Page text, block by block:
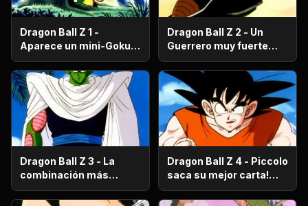
Dragon Ball Z 1 -
Aparece un mini-Goku,
su nombre es Gohan.
Dragon Ball Z 2 - Un
Guerrero muy fuerte
con antecedentes
históricos; se trata del
hermano mayor de
Goku.
Dragon Ball Z 3 - La
combinación más
fuerte de este Mundo.
Dragon Ball Z 4 - Piccolo
saca su mejor carta!
Gohan, un niño llorón.